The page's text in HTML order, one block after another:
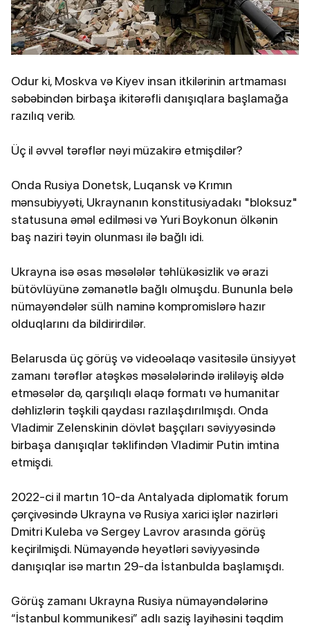
Odur ki, Moskva və Kiyev insan itkilərinin artmaması
səbəbindən birbaşa ikitərəfli danışıqlara başlamağa
razılıq verib.
Üç il əvvəl tərəflər nəyi müzakirə etmişdilər?
Onda Rusiya Donetsk, Luqansk və Krımın
mənsubiyyəti, Ukraynanın konstitusiyadakı "bloksuz"
statusuna əməl edilməsi və Yuri Boykonun ölkənin
baş naziri təyin olunması ilə bağlı idi.
Ukrayna isə əsas məsələlər təhlükəsizlik və ərazi
bütövlüyünə zəmanətlə bağlı olmuşdu. Bununla belə
nümayəndələr sülh naminə kompromislərə hazır
olduqlarını da bildirirdilər.
Belarusda üç görüş və videoəlaqə vasitəsilə ünsiyyət
zamanı tərəflər atəşkəs məsələlərində irəliləyiş əldə
etməsələr də, qarşılıqlı əlaqə formatı və humanitar
dəhlizlərin təşkili qaydası razılaşdırılmışdı. Onda
Vladimir Zelenskinin dövlət başçıları səviyyəsində
birbaşa danışıqlar təklifindən Vladimir Putin imtina
etmişdi.
2022-ci il martın 10-da Antalyada diplomatik forum
çərçivəsində Ukrayna və Rusiya xarici işlər nazirləri
Dmitri Kuleba və Sergey Lavrov arasında görüş
keçirilmişdi. Nümayəndə heyətləri səviyyəsində
danışıqlar isə martın 29-da İstanbulda başlamışdı.
Görüş zamanı Ukrayna Rusiya nümayəndələrinə
“İstanbul kommunikesi” adlı saziş layihəsini təqdim